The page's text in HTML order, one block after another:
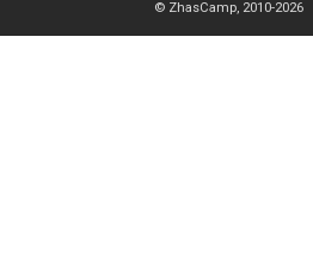
© ZhasCamp, 2010-2026